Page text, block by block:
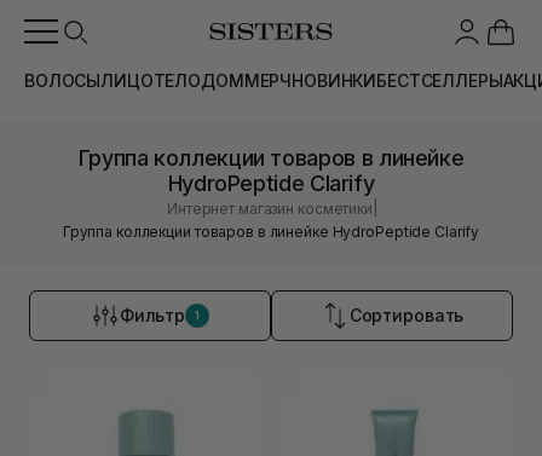
ВОЛОСЫЛИЦОТЕЛОДОММЕРЧНОВИНКИБЕСТСЕЛЛЕРЫ
Группа коллекции товаров в линейке
HydroPeptide Clarify
Интернет магазин косметики
Группа коллекции товаров в линейке HydroPeptide Clarify
Фильтр 1 Сортировать